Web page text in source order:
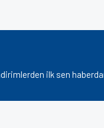
kalitesiz, bozuk veya
hatalar bulunuyor.
ilk sen